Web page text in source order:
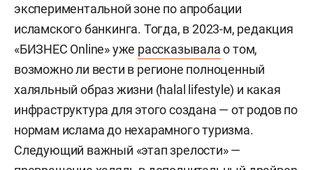
экспериментальной зоне по апробации
исламского банкинга. Тогда, в 2023-м, редакция
«БИЗНЕС Online» уже рассказывалао том,
возможно ли вести в регионе полноценный
халяльный образ жизни (halal lifestyle) и какая
инфраструктура для этого создана — от родов по
нормам ислама до нехарамного туризма.
Следующий важный «этап зрелости» —